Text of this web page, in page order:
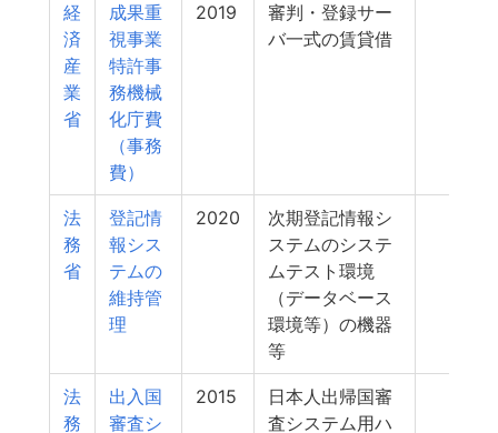
経
済
産
業
省
成果重
視事業
特許事
務機械
化庁費
（事務
費）
2019
審判・登録サー
バ一式の賃貸借
法
務
省
登記情
報シス
テムの
維持管
理
2020
次期登記情報シ
ステムのシステ
ムテスト環境
（データベース
環境等）の機器
等
法
務
出入国
審査シ
2015
日本人出帰国審
査システム用ハ